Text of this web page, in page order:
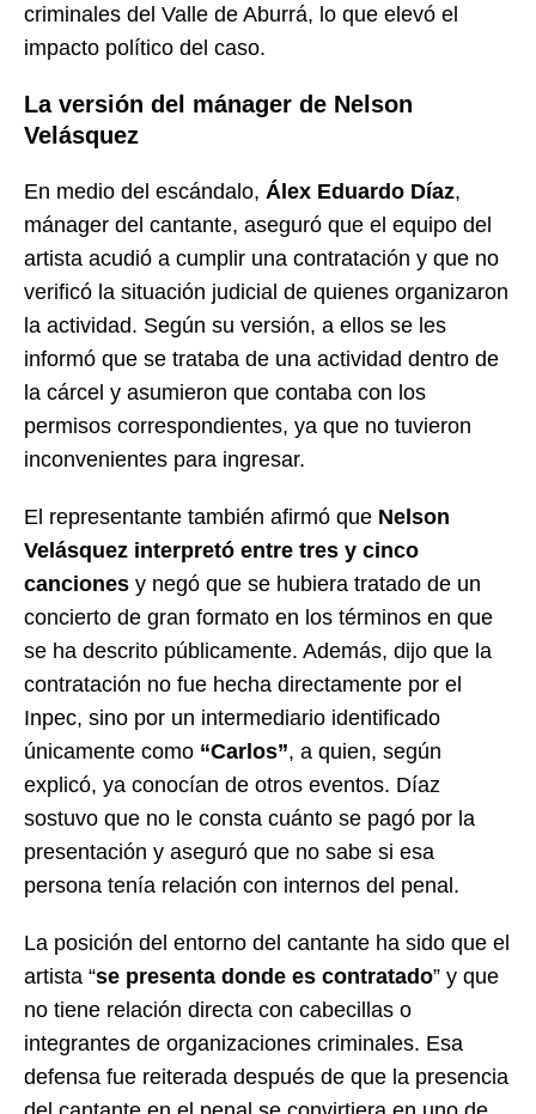
criminales del Valle de Aburrá, lo que elevó el
impacto político del caso.
La versión del mánager de Nelson
Velásquez
En medio del escándalo, Álex Eduardo Díaz,
mánager del cantante, aseguró que el equipo del
artista acudió a cumplir una contratación y que no
verificó la situación judicial de quienes organizaron
la actividad. Según su versión, a ellos se les
informó que se trataba de una actividad dentro de
la cárcel y asumieron que contaba con los
permisos correspondientes, ya que no tuvieron
inconvenientes para ingresar.
El representante también afirmó que Nelson
Velásquez interpretó entre tres y cinco
canciones y negó que se hubiera tratado de un
concierto de gran formato en los términos en que
se ha descrito públicamente. Además, dijo que la
contratación no fue hecha directamente por el
Inpec, sino por un intermediario identificado
únicamente como “Carlos”, a quien, según
explicó, ya conocían de otros eventos. Díaz
sostuvo que no le consta cuánto se pagó por la
presentación y aseguró que no sabe si esa
persona tenía relación con internos del penal.
La posición del entorno del cantante ha sido que el
artista “se presenta donde es contratado” y que
no tiene relación directa con cabecillas o
integrantes de organizaciones criminales. Esa
defensa fue reiterada después de que la presencia